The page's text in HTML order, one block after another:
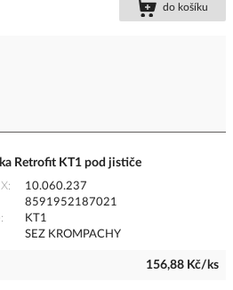
do košíku
Retrofit KT1 pod jističe
10.060.237
8591952187021
KT1
SEZ KROMPACHY
156,88 Kč/ks